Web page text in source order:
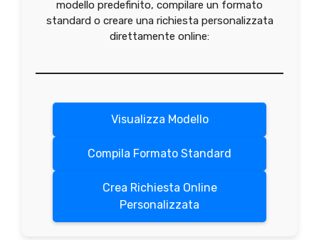
modello predefinito, compilare un formato
standard o creare una richiesta personalizzata
direttamente online:
Visualizza Modello
Compila Formato Standard
Crea Richiesta Online
Personalizzata